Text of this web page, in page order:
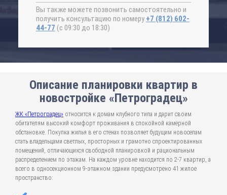
Вы также можете позвонить самостоятельно и
получить консультацию по номеру +7 (812) 602-
44-77 (с 09:30 до 18:30)
Описание планировки квартир в
новостройке «Петроградец»
ЖК «Петроградец» относится к домам клубного типа и дарит своим
обитателям высокий комфорт проживания в спокойной камерной
обстановке. Покупка жилья в его стенах позволяет будущим новоселам
стать владельцами светлых, просторных и грамотно спроектированных
помещений, отличающихся свободной планировкой и рациональным
распределением по этажам. На каждом уровне находится по 2-7 квартир, а
всего в односекционном 9-этажном здании предусмотрено 41 жилое
пространство: